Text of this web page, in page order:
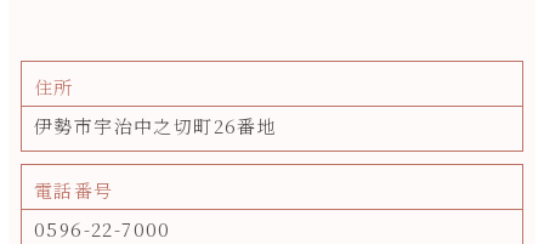
住所
伊勢市宇治中之切町26番地
電話番号
0596-22-7000